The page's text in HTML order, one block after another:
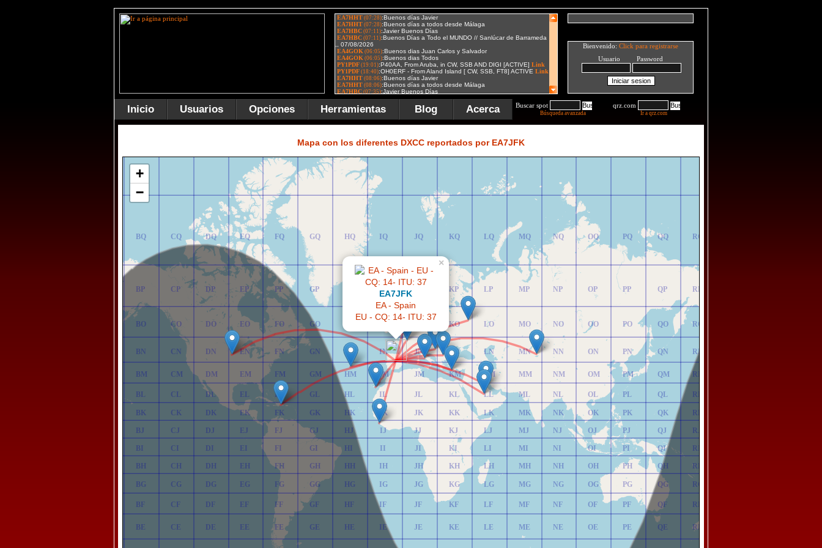
Bienvenido: Click para registrarse
Usuario Password
Inicio Usuarios Opciones Herramientas Blog Acerca Buscar spot
Búsqueda avanzada
qrz.com
Ir a qrz.com
Mapa con los diferentes DXCC reportados por EA7JFK
BE
BF
BG
BH
BI
BJ
BK
BL
BM
BN
BO
BP
BQ
BR
CE
CF
CG
CH
CI
CJ
CK
CL
CM
CN
CO
CP
CQ
CR
DE
DF
DG
DH
DI
DJ
DK
DL
DM
DN
DO
DP
DQ
DR
EE
EF
EG
EH
EI
EJ
EK
EL
EM
EN
EO
EP
EQ
ER
FE
FF
FG
FH
FI
FJ
FK
FL
FM
FN
FO
FP
FQ
FR
GE
GF
GG
GH
GI
GJ
GK
GL
GM
GN
GO
GP
GQ
GR
HE
HF
HG
HJ
HK
HL
HM
HN
HQ
HR
IE
IF
IG
IH
II
IJ
IK
IL
IM
IN
IO
IP
IQ
IR
JE
JF
JG
JH
JI
JJ
JK
JL
JM
JN
JQ
JR
KE
KF
KG
KH
KI
KJ
KK
KL
KM
KN
KO
KP
KQ
KR
LE
LF
LG
LH
LI
LJ
LK
LL
LM
LN
LO
LP
LQ
LR
ME
MF
MG
MH
MI
MJ
MK
ML
MM
MN
MO
MP
MQ
MR
NE
NF
NG
NH
NI
NJ
NK
NL
NM
NN
NO
NP
NQ
NR
OE
OF
OG
OH
OI
OJ
OK
OL
OM
ON
OO
OP
OQ
OR
PE
PF
PG
PH
PI
PJ
PK
PL
PM
PN
PO
PP
PQ
PR
QE
QF
QG
QH
QI
QJ
QK
QL
QM
QN
QO
QP
QQ
QR
RE
RF
RG
RH
RI
RJ
RK
RL
RM
RN
RO
RP
RQ
RR
EA7JFK
EA - Spain
EU - CQ: 14- ITU: 37
×
+
−